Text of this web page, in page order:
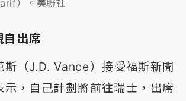
）。美聯社
自出席
斯（J.D. Vance）接受福斯新聞
示，自己計劃將前往瑞士，出席